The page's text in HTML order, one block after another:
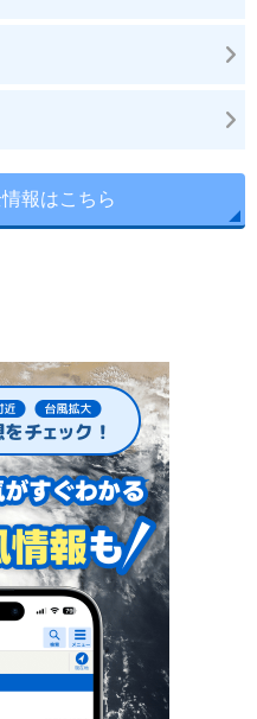
報はこちら